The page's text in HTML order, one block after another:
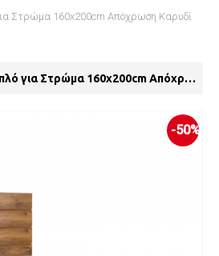
Στρώμα 160x200cm Απόχρωση Καρυδί
BORNEO Κρεβάτι Διπλό για Στρώμα 160x200cm Απόχρωση Καρυδί c469342
-50%